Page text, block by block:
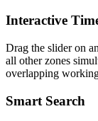
Interactive
Drag the slider on
all other zones
overlapping
Smart Search